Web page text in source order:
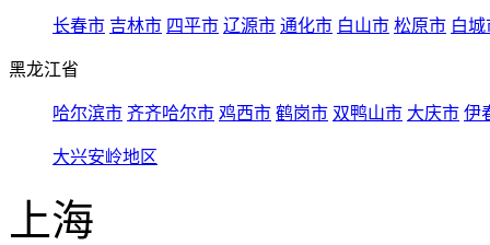
长春市 吉林市 四平市 辽源市 通化市 白山市 松原市 白城
黑龙江省
哈尔滨市 齐齐哈尔市 鸡西市 鹤岗市 双鸭山市 大庆市 伊
大兴安岭地区
上海